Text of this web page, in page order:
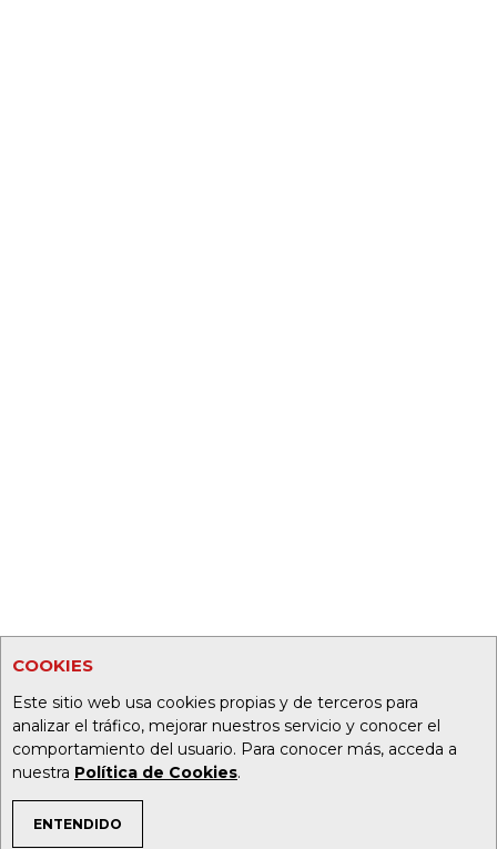
COOKIES
Este sitio web usa cookies propias y de terceros para
analizar el tráfico, mejorar nuestros servicio y conocer el
comportamiento del usuario. Para conocer más, acceda a
nuestra Política de Cookies.
ENTENDIDO
TEMAS DE INTERÉS